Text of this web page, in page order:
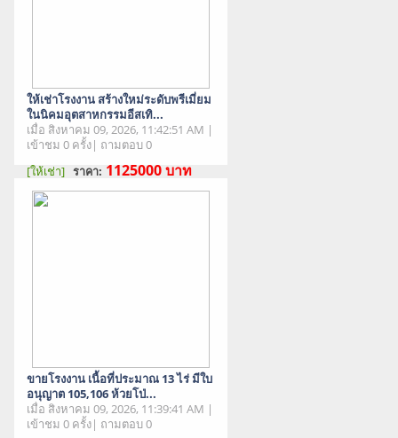
ให้เช่าโรงงาน สร้างใหม่ระดับพรีเมี่ยม
ในนิคมอุตสาหกรรมอีสเทิ...
เมื่อ สิงหาคม 09, 2026, 11:42:51 AM |
เข้าชม 0 ครั้ง| ถามตอบ 0
[ให้เช่า] ราคา: 1125000บาท
ขายโรงงาน เนื้อที่ประมาณ 13 ไร่ มีใบ
อนุญาต 105,106 ห้วยโป่...
เมื่อ สิงหาคม 09, 2026, 11:39:41 AM |
เข้าชม 0 ครั้ง| ถามตอบ 0